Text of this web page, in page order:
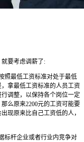
要考虑调薪了:
照最低工资标准对处于最低
拿最低工资标准的人员工资
调整，以保持各个岗位一定
么原来2200元的工资可能要
现原来比自己工资低的人，
标杆企业或者行业内竞争对